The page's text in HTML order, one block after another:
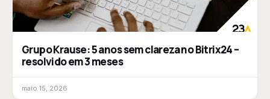
Grupo Krause: 5 anos sem clareza no Bitrix24 –
resolvido em 3 meses
maio 15, 2026